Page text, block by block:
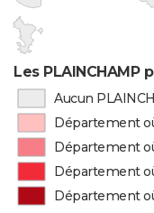
Les PLAINCHAMP
Aucun
Département
Département
Département
Département